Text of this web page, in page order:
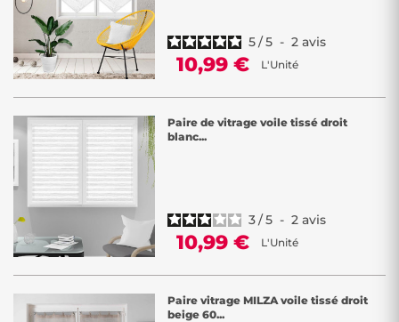
5/5 - 2 avis
10,99 € L'Unité
Paire de vitrage voile tissé droit
blanc...
3/5 - 2 avis
10,99 € L'Unité
Paire vitrage MILZA voile tissé droit
beige 60...